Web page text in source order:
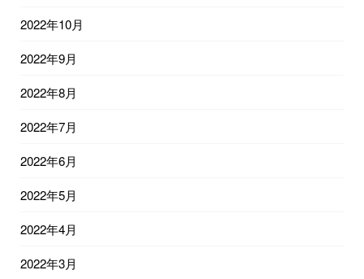
2022年10月
2022年9月
2022年8月
2022年7月
2022年6月
2022年5月
2022年4月
2022年3月